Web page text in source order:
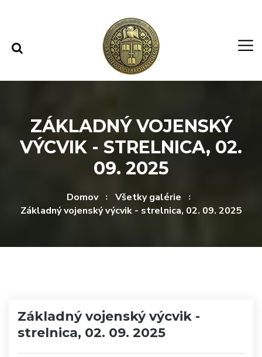
ZÁKLADNÝ VOJENSKÝ
VÝCVIK - STRELNICA, 02.
09. 2025
Domov
Všetky galérie
Základný vojenský výcvik - strelnica, 02. 09. 2025
Základný vojenský výcvik -
strelnica, 02. 09. 2025